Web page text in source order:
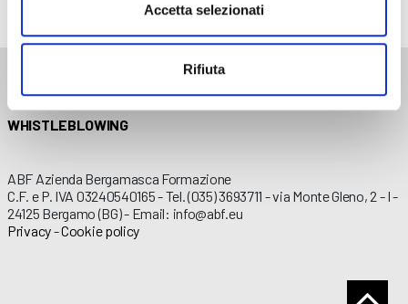
Accetta selezionati
Rifiuta
AMMINISTRAZIONE TRASPARENTE
WHISTLEBLOWING
ABF Azienda Bergamasca Formazione
C.F. e P. IVA 03240540165 - Tel. (035) 3693711 - via Monte Gleno, 2 - I -
24125 Bergamo (BG) - Email: info@abf.eu
Privacy-Cookie policy